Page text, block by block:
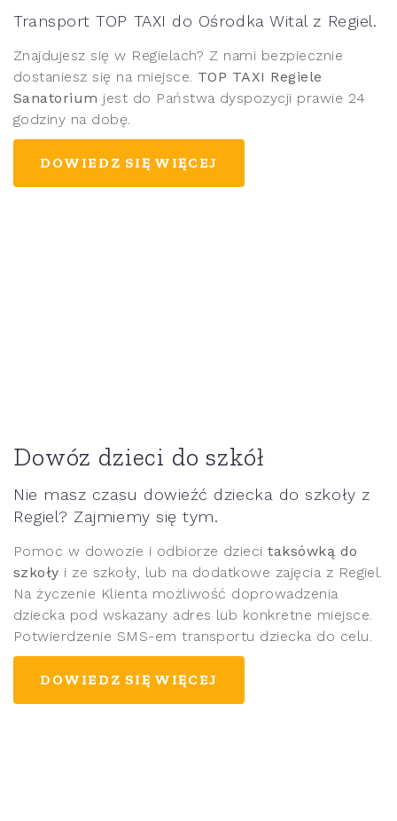
Transport TOP TAXI do Ośrodka Wital z Regiel.
Znajdujesz się w Regielach? Z nami bezpiecznie
dostaniesz się na miejsce. TOP TAXI Regiele
Sanatorium jest do Państwa dyspozycji prawie 24
godziny na dobę.
DOWIEDZ SIĘ WIĘCEJ
Dowóz dzieci do szkół
Nie masz czasu dowieźć dziecka do szkoły z
Regiel? Zajmiemy się tym.
Pomoc w dowozie i odbiorze dziecitaksówką do
szkoły i ze szkoły, lub na dodatkowe zajęcia z Regiel.
Na życzenie Klienta możliwość doprowadzenia
dziecka pod wskazany adres lub konkretne miejsce.
Potwierdzenie SMS-em transportu dziecka do celu.
DOWIEDZ SIĘ WIĘCEJ